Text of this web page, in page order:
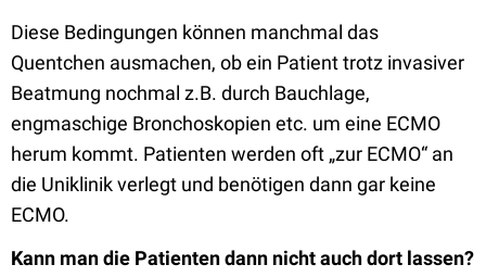
Diese Bedingungen können manchmal das
Quentchen ausmachen, ob ein Patient trotz invasiver
Beatmung nochmal z.B. durch Bauchlage,
engmaschige Bronchoskopien etc. um eine ECMO
herum kommt. Patienten werden oft „zur ECMO“ an
die Uniklinik verlegt und benötigen dann gar keine
ECMO.
Kann man die Patienten dann nicht auch dort lassen?